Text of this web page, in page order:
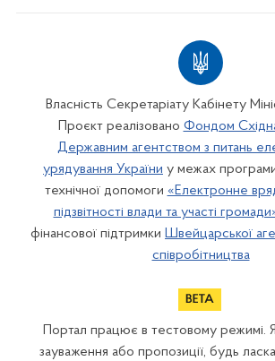
Власність Секретаріату Кабінету
Проєкт реалізовано Фондом
Державним агентством з питань
урядування України у межах
технічної допомоги «Електронне
підзвітності влади та участі
фінансової підтримки Швейцарської
співробітництва
Портал працює в тестовому режимі.
зауваження або пропозиції, будь